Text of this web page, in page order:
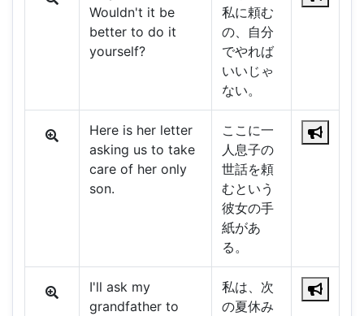
Wouldn't it be
better to do it
yourself?
私に頼む
の、自分
でやれば
いいじゃ
ない。
Here is her letter
asking us to take
care of her only
son.
ここに一
人息子の
世話を頼
むという
彼女の手
紙があ
る。
I'll ask my
grandfather to
私は、次
の夏休み